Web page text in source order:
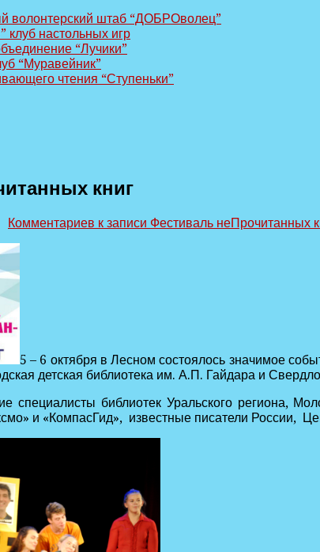
волонтерский штаб “ДОБРОволец”
клуб настольных игр
“Лучики”
“Муравейник”
чтения “Ступеньки”
книг
Комментариев к записи Фестиваль неПрочитанных
5 – 6 октября в Лесном состоялось значимое
детская библиотека им. А.П. Гайдара и
специалисты библиотек Уральского региона,
и «КомпасГид», известные писатели России,